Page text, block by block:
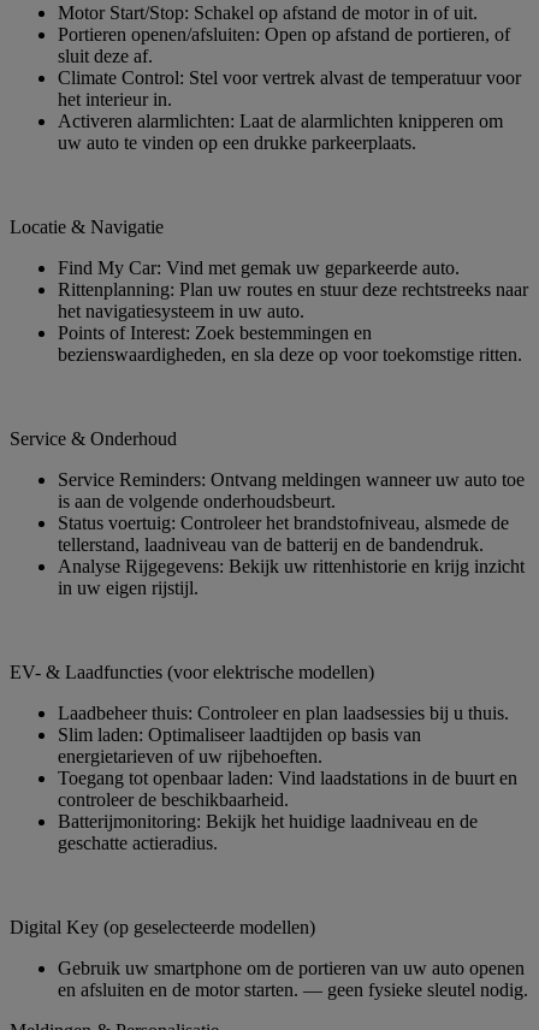
Motor Start/Stop: Schakel op afstand de motor in of uit.​
Portieren openen/afsluiten: Open op afstand de portieren, of
sluit deze af.​
Climate Control: Stel voor vertrek alvast de temperatuur voor
het interieur in.
Activeren alarmlichten: Laat de alarmlichten knipperen om
uw auto te vinden op een drukke parkeerplaats.​
Locatie & Navigatie
Find My Car: Vind met gemak uw geparkeerde auto.​
Rittenplanning: Plan uw routes en stuur deze rechtstreeks naar
het navigatiesysteem in uw auto.​
Points of Interest: Zoek bestemmingen en
bezienswaardigheden, en sla deze op voor toekomstige ritten.​
Service & Onderhoud
Service Reminders: Ontvang meldingen wanneer uw auto toe
is aan de volgende onderhoudsbeurt.
Status voertuig: Controleer het brandstofniveau, alsmede de
tellerstand, laadniveau van de batterij en de bandendruk.​
Analyse Rijgegevens: Bekijk uw rittenhistorie en krijg inzicht
in uw eigen rijstijl.​
EV- & Laadfuncties (voor elektrische modellen)
Laadbeheer thuis: Controleer en plan laadsessies bij u thuis.
Slim laden: Optimaliseer laadtijden op basis van
energietarieven of uw rijbehoeften.
Toegang tot openbaar laden: Vind laadstations in de buurt en
controleer de beschikbaarheid.
Batterijmonitoring: Bekijk het huidige laadniveau en de
geschatte actieradius.
Digital Key (op geselecteerde modellen)
Gebruik uw smartphone om de portieren van uw auto openen
en afsluiten en de motor starten. — geen fysieke sleutel nodig.​​